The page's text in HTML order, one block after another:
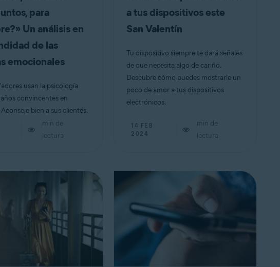
para
Un análisis en
de las
emocionales
usan la psicología
convincentes en
bien a sus clientes.
min de
lectura
a tus dispositivos este
San Valentín
Tu dispositivo siempre te dará señales
de que necesita algo de cariño.
Descubre cómo puedes mostrarle un
poco de amor a tus dispositivos
electrónicos.
14 FEB
2024
min de
lectura